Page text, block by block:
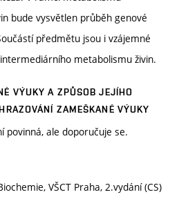
bude vysvětlen průběh genové
předmětu jsou i vzájemné
metabolismu živin.
VÝUKY A ZPŮSOB JEJÍHO
ZAMEŠKANÉ VÝUKY
povinná, ale doporučuje se.
VŠCT Praha, 2.vydání (CS)